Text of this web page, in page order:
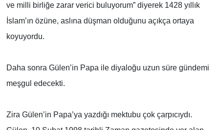
ve milli birliğe zarar verici buluyorum” diyerek 1428 yıllık
İslam’ın özüne, aslına düşman olduğunu açıkça ortaya
koyuyordu.
Daha sonra Gülen’in Papa ile diyaloğu uzun süre gündemi
meşgul edecekti.
Zira Gülen’in Papa’ya yazdığı mektubu çok çarpıcıydı.